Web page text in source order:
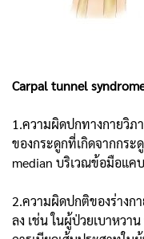
Carpal tunnel
1.ความผิดปกทางกายวิภ
ของกระดูกที่เกิดจากกร
median บริเวณข้อมือแค
2.ความผิดปกติของร่างก
ลง เช่น ในผู้ป่วยเบาหวา